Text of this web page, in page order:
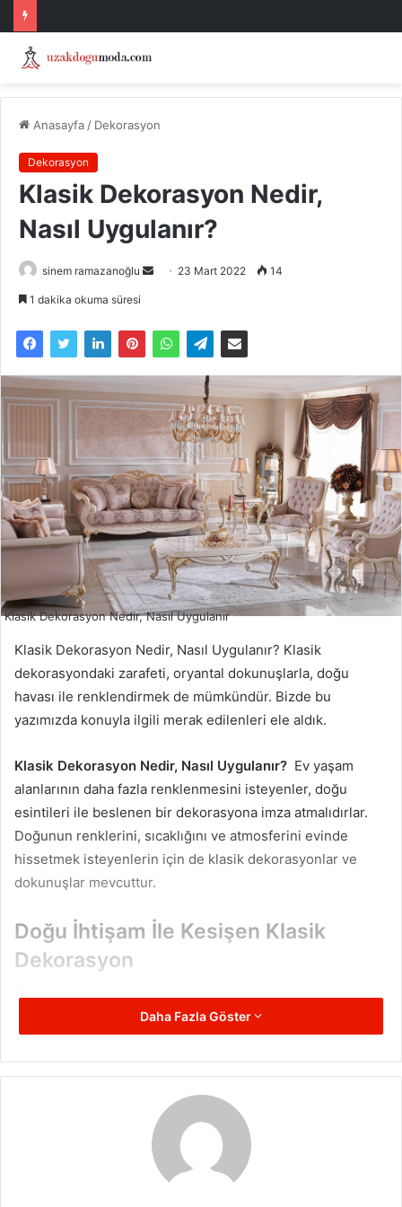
Anasayfa / Dekorasyon
Dekorasyon
Klasik Dekorasyon Nedir,
Nasıl Uygulanır?
sinem ramazanoğlu
Bir
göndermek
23 Mart 2022 14
1 dakika okuma süresi
Klasik Dekorasyon Nedir, Nasıl Uygulanır
Klasik Dekorasyon Nedir, Nasıl Uygulanır? Klasik
dekorasyondaki zarafeti, oryantal dokunuşlarla, doğu
havası ile renklendirmek de mümkündür. Bizde bu
yazımızda konuyla ilgili merak edilenleri ele aldık.
Klasik Dekorasyon Nedir, Nasıl Uygulanır? Ev yaşam
alanlarının daha fazla renklenmesini isteyenler, doğu
esintileri ile beslenen bir dekorasyona imza atmalıdırlar.
Doğunun renklerini, sıcaklığını ve atmosferini evinde
hissetmek isteyenlerin için de klasik dekorasyonlar ve
dokunuşlar mevcuttur.
Doğu İhtişam İle Kesişen Klasik
Dekorasyon
Önceden klasik dokunuşlarla hazırlanan bir dekorasyon,
yeniden oryantal dokunuşlar yaparak doğunun ihtişamlı
katılabilir. Kadife yüzeylerin zirveye taşıdığı klasik
mistik esintilerine dönüşebilir. Kızıl renk tonunun mürdüm
renginin tonları ile buluşarak ortaya çıkan işlemeli
mobilyalar, hem klasik zarafet hem de doğunun ihtişamını
yaşam alanınıza getirebilir.
Daha Fazla Göster